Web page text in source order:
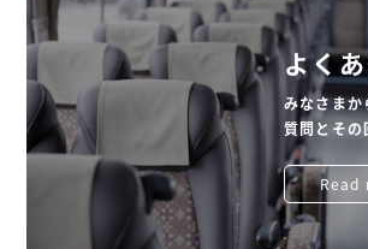
よく
みなさまか
質問とその
Read